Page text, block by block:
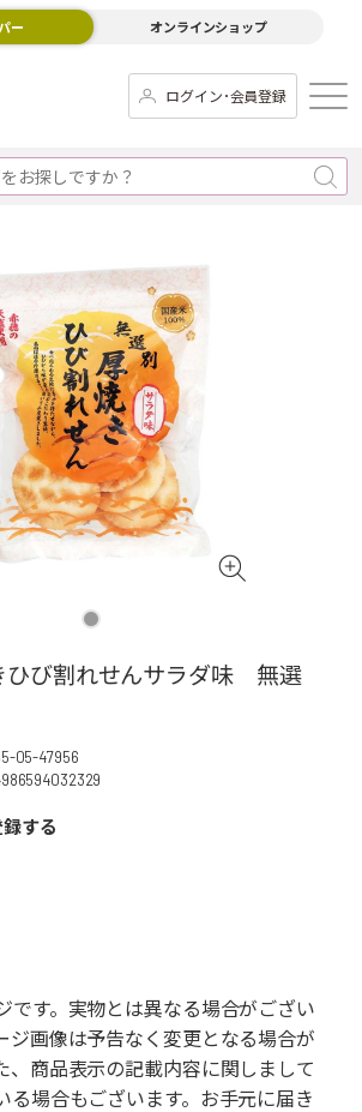
ー オンラインショップ
ログイン･会員登録
び割れせんサラダ味 無選
05-47956
する
です。実物とは異なる場合がござい
ジ画像は予告なく変更となる場合が
、商品表示の記載内容に関しまして
る場合もございます。お手元に届き